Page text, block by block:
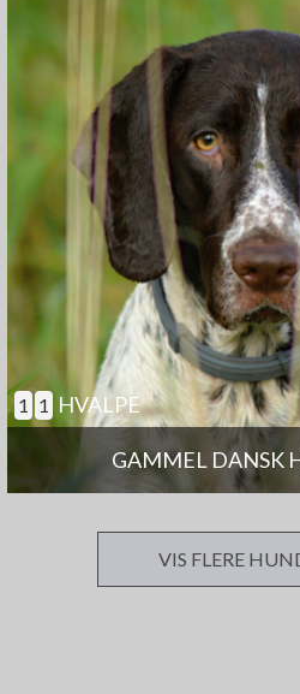
GAMMEL DANSK
1 1 HVALPE
VIS FLERE